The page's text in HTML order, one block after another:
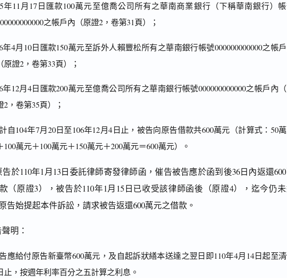
年11月17日匯款100萬元至億喬公司所有之華南商業銀行（下稱華南銀行）
之帳戶內（原證2，卷第31頁）；
年4月10日匯款150萬元至訴外人賴豐松所有之華南銀行帳號000000000000之帳
（原證2，卷第33頁）；
年12月4日匯款200萬元至億喬公司所有之華南銀行帳號000000000000之帳戶內
2，卷第35頁）；
自104年7月20日至106年12月4日止，被告向原告借款共600萬元（計算式：50
100萬元＋100萬元＋150萬元＋200萬元＝600萬元）。
於110年1月13日委託律師寄發律師函，催告被告應於函到後36日內返還
（原證3），被告於110年1月15日已收受該律師函後（原證4），迄今仍
告始提起本件訴訟，請求被告返還600萬元之借款。
明：
應給付原告新臺幣600萬元，及自起訴狀繕本送達之翌日即110年4月14日起至
止，按週年利率百分之五計算之利息。